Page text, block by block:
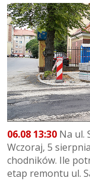
06.08 13:30 Na ul.
Wczoraj, 5
chodników. Ile
etap remontu ul.